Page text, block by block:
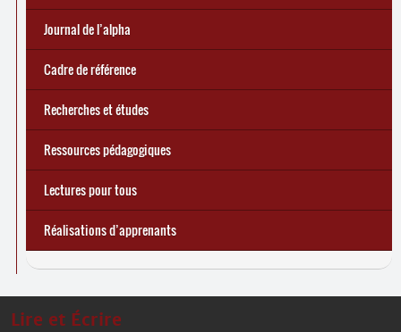
Réforme des allocations de chômage : premiers bilans
d’une exclusion annoncée
🎬 L’alpha populaire : c’est quoi ?
Statistiques 2025 sur les apprenant
Journal de l’alpha 241 (2
écrire demain
... Tous les articles
Journal de l’alpha
Cadre de référence
Recherches et études
Ressources pédagogiques
Lectures pour tous
Réalisations d’apprenants
Lire et Écrire